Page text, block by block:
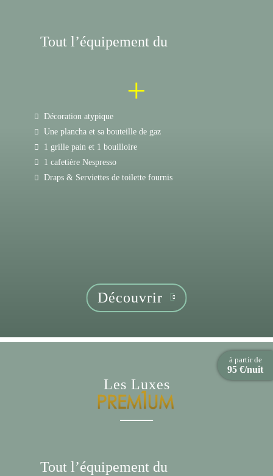
Découvrir
Tout l’équipement du
+
Décoration atypique
Une plancha et sa bouteille de gaz
1 grille pain et 1 bouilloire
1 cafetière Nespresso
Draps & Serviettes de toilette fournis
Les Luxes
Tout l’équipement du
à partir de
95 €/nuit